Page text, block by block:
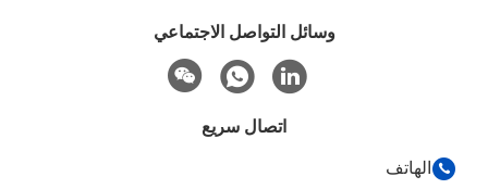
وسائل التواصل الاجتماعي
اتصال سريع
الهاتف